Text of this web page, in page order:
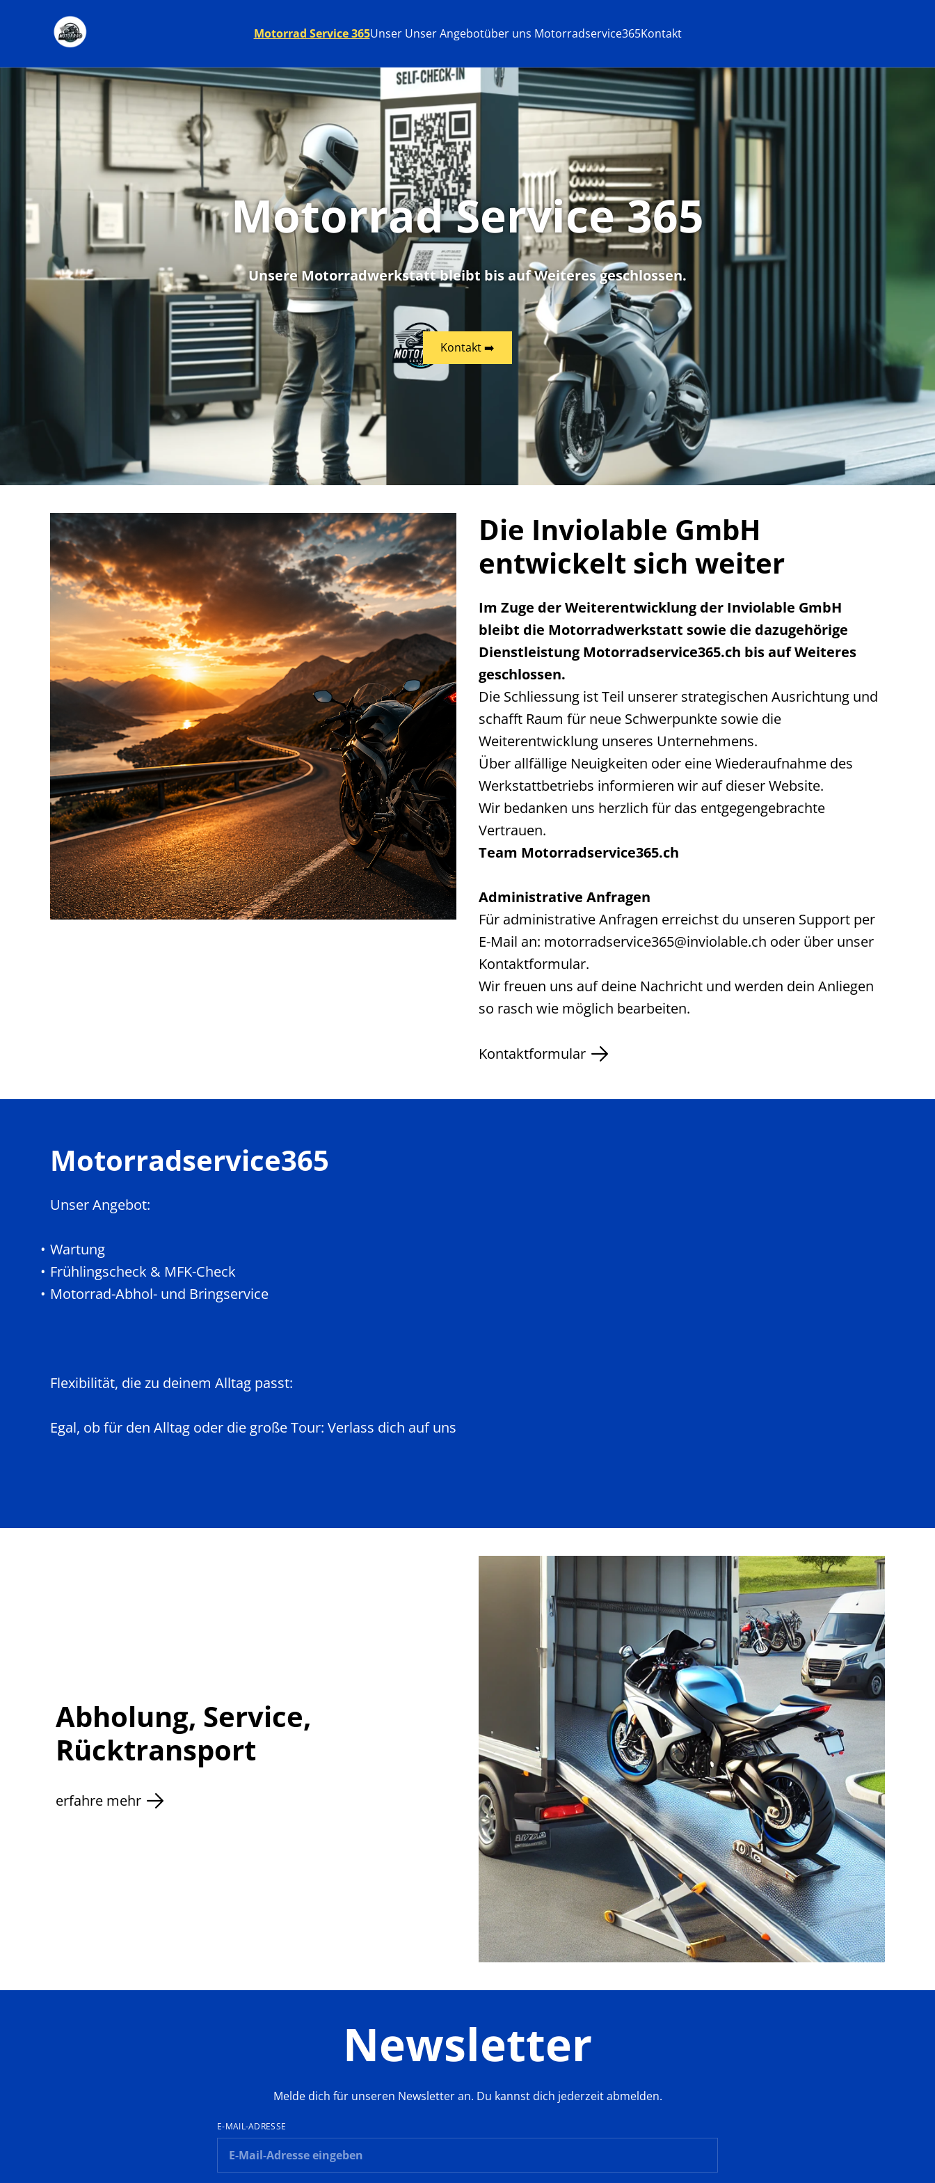
Motorrad Service 365Unser Unser Angebotüber uns Motorradservice365Kontakt
Motorrad Service 365
Unsere Motorradwerkstatt bleibt bis auf Weiteres geschlossen.
Kontakt ➡️
Die Inviolable GmbH
entwickelt sich weiter
Im Zuge der Weiterentwicklung der Inviolable GmbH
bleibt die Motorradwerkstatt sowie die dazugehörige
Dienstleistung Motorradservice365.ch bis auf Weiteres
geschlossen.
Die Schliessung ist Teil unserer strategischen Ausrichtung und
schafft Raum für neue Schwerpunkte sowie die
Weiterentwicklung unseres Unternehmens.
Über allfällige Neuigkeiten oder eine Wiederaufnahme des
Werkstattbetriebs informieren wir auf dieser Website.
Wir bedanken uns herzlich für das entgegengebrachte
Vertrauen.
Team Motorradservice365.ch
Administrative Anfragen
Für administrative Anfragen erreichst du unseren Support per
E-Mail an: motorradservice365@inviolable.ch oder über unser
Kontaktformular.
Wir freuen uns auf deine Nachricht und werden dein Anliegen
so rasch wie möglich bearbeiten.
Kontaktformular
Motorradservice365
Unser Angebot:
Wartung
Frühlingscheck & MFK-Check
Motorrad-Abhol- und Bringservice
Flexibilität, die zu deinem Alltag passt:
Egal, ob für den Alltag oder die große Tour: Verlass dich auf uns
Abholung, Service,
Rücktransport
erfahre mehr
Newsletter
Melde dich für unseren Newsletter an. Du kannst dich jederzeit abmelden.
E-MAIL-ADRESSE